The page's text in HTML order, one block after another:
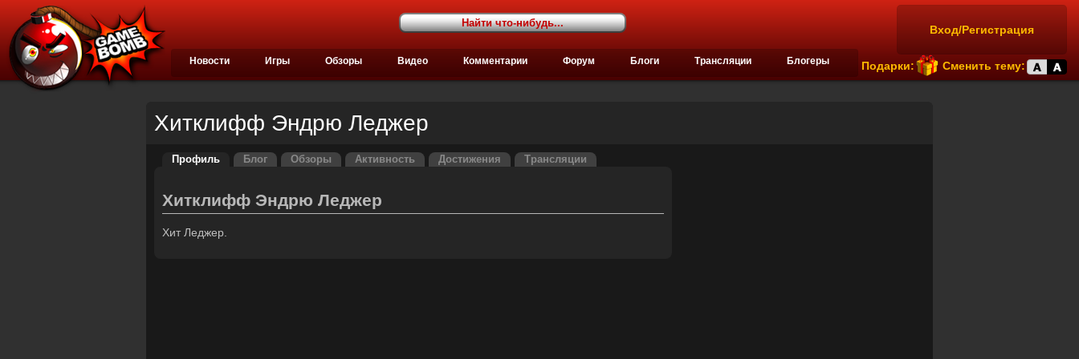
Вход/Регистрация
Подарки: Сменить тему:
Новости Игры Обзоры Видео Комментарии Форум Блоги Трансляции Блогеры
Хитклифф Эндрю Леджер
Профиль Блог Обзоры Активность Достижения Трансляции
Хитклифф Эндрю Леджер
Хит Леджер.